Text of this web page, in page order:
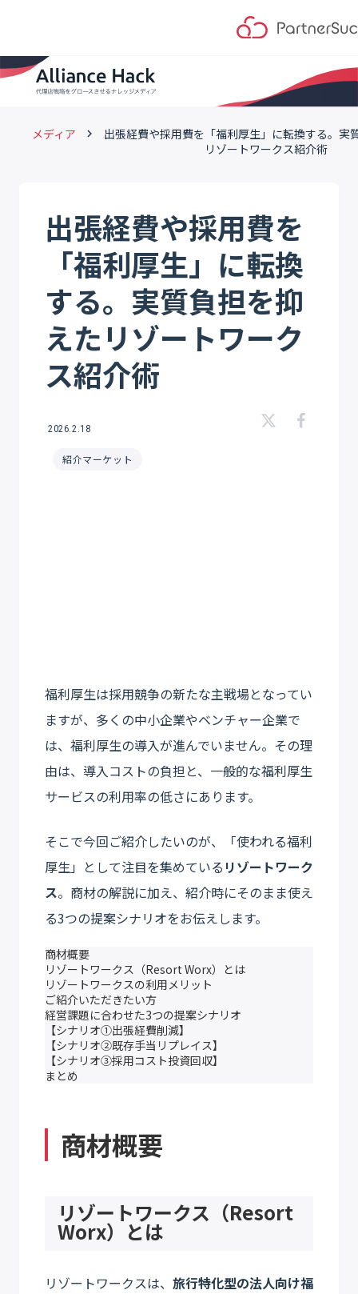
メディア keyboard_arrow_right
出張経費や採用費を「福利厚生」に転換する。実
リゾートワークス紹介術
出張経費や採用費を
「福利厚生」に転換
する。実質負担を抑
えたリゾートワーク
ス紹介術
2026.2.18
紹介マーケット
福利厚生は採用競争の新たな主戦場となってい
ますが、多くの中小企業やベンチャー企業で
は、福利厚生の導入が進んでいません。その理
由は、導入コストの負担と、一般的な福利厚生
サービスの利用率の低さにあります。
そこで今回ご紹介したいのが、「使われる福利
厚生」として注目を集めている リゾートワーク
ス。商材の解説に加え、紹介時にそのまま使え
る3つの提案シナリオをお伝えします。
商材概要
リゾートワークス（Resort Worx）とは
リゾートワークスの利用メリット
ご紹介いただきたい方
経営課題に合わせた3つの提案シナリオ
【シナリオ①出張経費削減】
【シナリオ②既存手当リプレイス】
【シナリオ③採用コスト投資回収】
まとめ
商材概要
リゾートワークス（Resort
Worx）とは
リゾートワークスは、 旅行特化型の法人向け福